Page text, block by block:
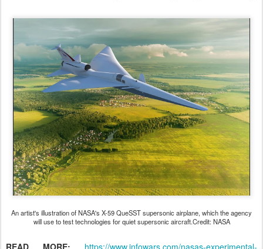
An artist's illustration of NASA's X-59 QueSST supersonic airplane, which the agency
will use to test technologies for quiet supersonic aircraft.Credit: NASA
READ MORE:
https://www.infowars.com/nasas-experimental-